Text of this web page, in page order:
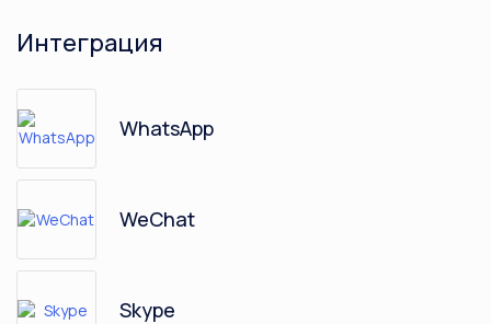
Интеграция
WhatsApp
WeChat
Skype